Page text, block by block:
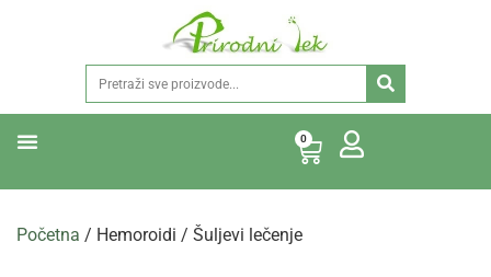
0
Početna / Hemoroidi / Šuljevi lečenje